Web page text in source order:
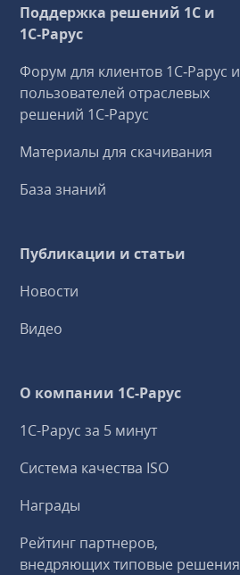
Поддержка решений 1С и
1С‑Рарус
Форум для клиентов 1С‑Рарус и
пользователей отраслевых
решений 1С‑Рарус
Материалы для скачивания
База знаний
Публикации и статьи
Новости
Видео
О компании 1C-Рарус
1С-Рарус за 5 минут
Система качества ISO
Награды
Рейтинг партнеров,
внедряющих типовые решения